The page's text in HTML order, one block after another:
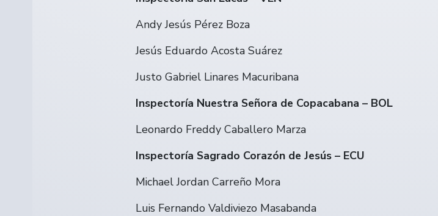
Andy Jesús Pérez Boza
Jesús Eduardo Acosta Suárez
Justo Gabriel Linares Macuribana
Inspectoría Nuestra Señora de Copacabana – BOL
Leonardo Freddy Caballero Marza
Inspectoría Sagrado Corazón de Jesús – ECU
Michael Jordan Carreño Mora
Luis Fernando Valdiviezo Masabanda